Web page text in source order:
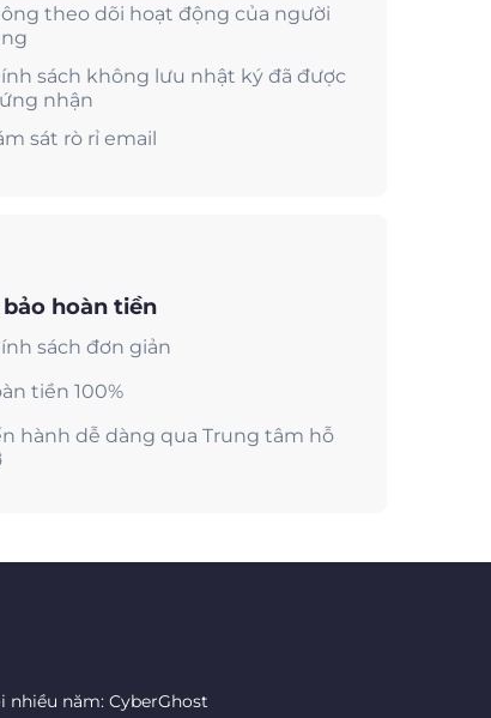
theo dõi hoạt động của người
sách không lưu nhật ký đã được
nhận
sát rò rỉ email
hoàn tiền
sách đơn giản
tiền 100%
hành dễ dàng qua Trung tâm hỗ
nhiều năm: CyberGhost